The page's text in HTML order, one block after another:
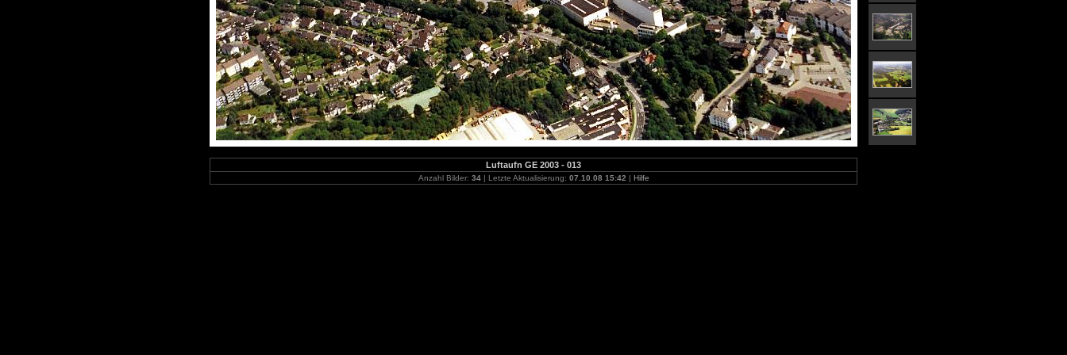
Luftaufn GE 2003 - 013
Anzahl Bilder: 34| Letzte Aktualisierung: 07.10.08 15:42 | Hilfe